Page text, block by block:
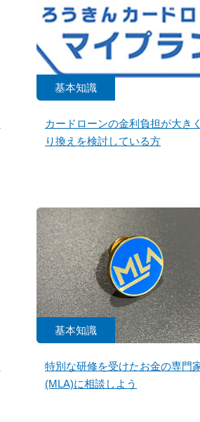
基本知識
カードローンの金利負担が大き
り換えを検討している方
基本知識
特別な研修を受けたお金の専門
(MLA)に相談しよう